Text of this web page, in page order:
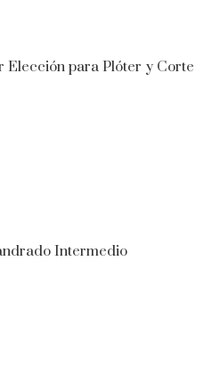
Elección para Plóter y Corte
Intermedio